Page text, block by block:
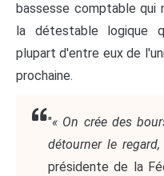
bassesse comptable qui
la détestable logique
plupart d'entre eux de
prochaine.
"« On crée des
détourner le regard,
présidente de la